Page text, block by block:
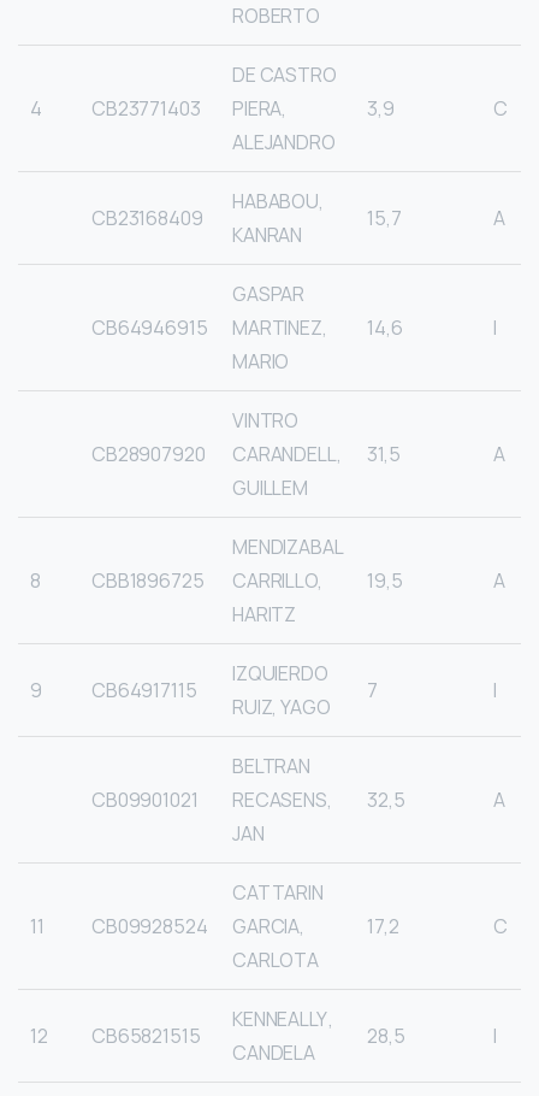
ROBERTO
4 CB23771403
DE CASTRO
PIERA,
ALEJANDRO
3,9 C
CB23168409
HABABOU,
KANRAN
15,7 A
CB64946915
GASPAR
MARTINEZ,
MARIO
14,6 I
CB28907920
VINTRO
CARANDELL,
GUILLEM
31,5 A
8 CBB1896725
MENDIZABAL
CARRILLO,
HARITZ
19,5 A
9 CB64917115
IZQUIERDO
RUIZ, YAGO
7 I
CB09901021
BELTRAN
RECASENS,
JAN
32,5 A
11 CB09928524
CATTARIN
GARCIA,
CARLOTA
17,2 C
12 CB65821515
KENNEALLY ,
CANDELA
28,5 I